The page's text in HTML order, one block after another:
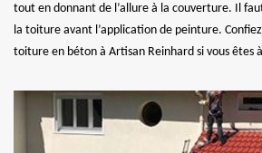
tout en donnant de l’allure à la couverture. Il
la toiture avant l’application de peinture.
toiture en béton à Artisan Reinhard si vous êtes